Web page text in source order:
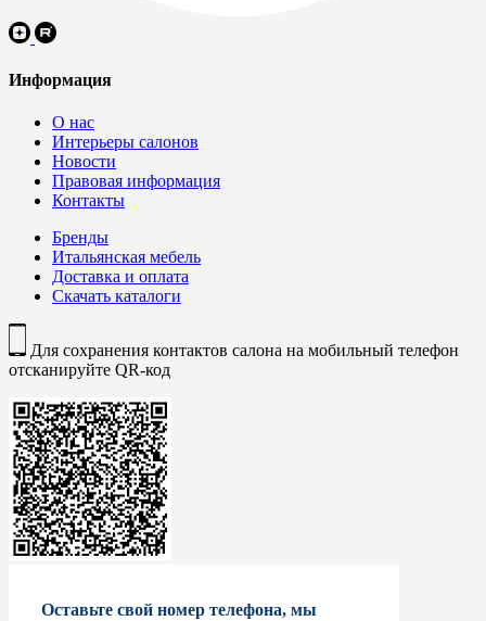
Информация
О нас
Интерьеры салонов
Новости
Правовая информация
Контакты
Бренды
Итальянская мебель
Доставка и оплата
Скачать каталоги
Для сохранения контактов салона на мобильный телефон
отсканируйте QR-код
Оставьте свой номер телефона, мы